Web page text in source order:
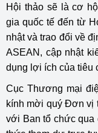
Hội thảo sẽ là cơ
gia quốc tế đến từ
nhật và trao đổi về
ASEAN, cập nhật
dụng lợi ích của tiêu
Cục Thương mại
kính mời quý Đơn vị
với Ban tổ chức qua